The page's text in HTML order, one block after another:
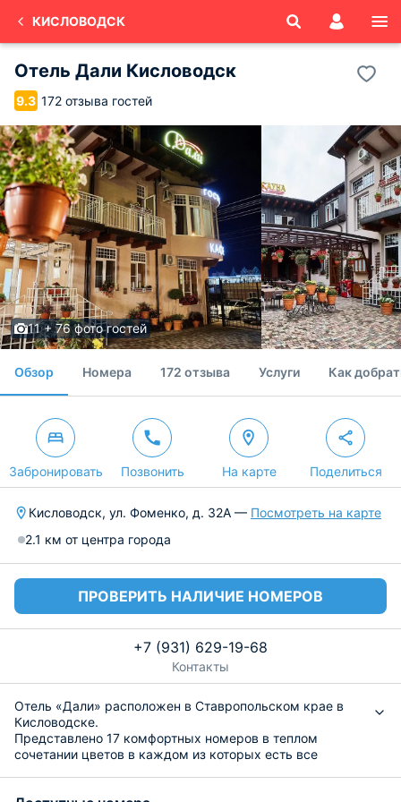
КИСЛОВОДСК
Отель Дали Кисловодск
9.3 172 отзыва гостей
11 + 76 фото гостей
Обзор Номера 172 отзыва Услуги Как
Забронировать Позвонить На карте Поделиться
Кисловодск, ул. Фоменко, д. 32А — Посмотреть на карте
2.1 км от центра города
ПРОВЕРИТЬ НАЛИЧИЕ НОМЕРОВ
+7 (931) 629-19-68
Контакты
Отель «Дали» расположен в Ставропольском крае в
Кисловодске.
Представлено 17 комфортных номеров в теплом
сочетании цветов в каждом из которых есть все